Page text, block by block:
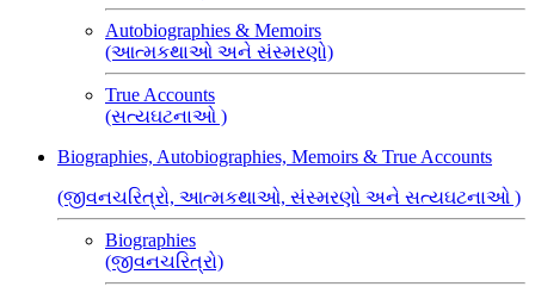
Autobiographies & Memoirs
(આત્મકથાઓ અને સંસ્મરણો)
True Accounts
(સત્યઘટનાઓ )
Biographies, Autobiographies, Memoirs & True Accounts
(જીવનચરિત્રો, આત્મકથાઓ, સંસ્મરણો અને સત્યઘટનાઓ )
Biographies
(જીવનચરિત્રો)